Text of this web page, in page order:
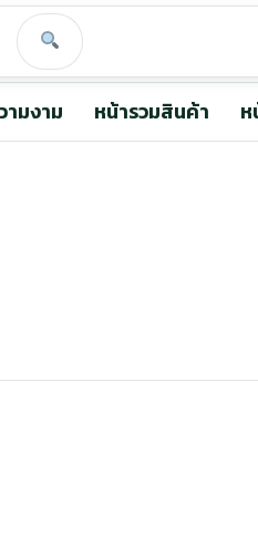
ามงาม หน้ารวมสินค้า ห